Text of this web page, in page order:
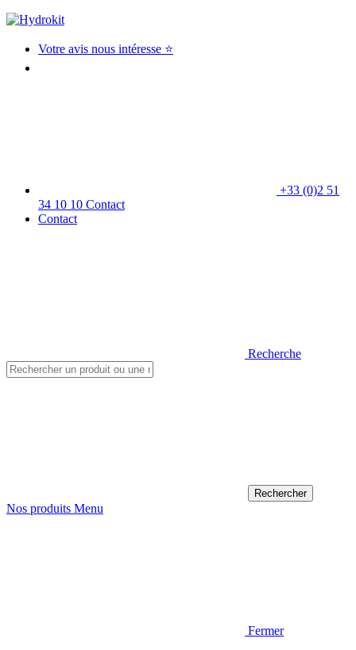
Votre avis nous intéresse ⭐
+33 (0)2 51
34 10 10 Contact
Contact
Recherche
Nos produits Menu
Fermer